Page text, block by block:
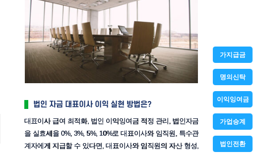
가지급금
명의신탁
이익잉여금
가업승계
법인전환
법인 자금 대표이사 이익 실현 방법은?
대표이사 급여 최적화, 법인 이익잉여금 적정 관리, 법인자금
을 실효세율 0%, 3%, 5%, 10%로 대표이사와 임직원, 특수관
계자에게 지급할 수 있다면, 대표이사와 임직원의 자산 형성,